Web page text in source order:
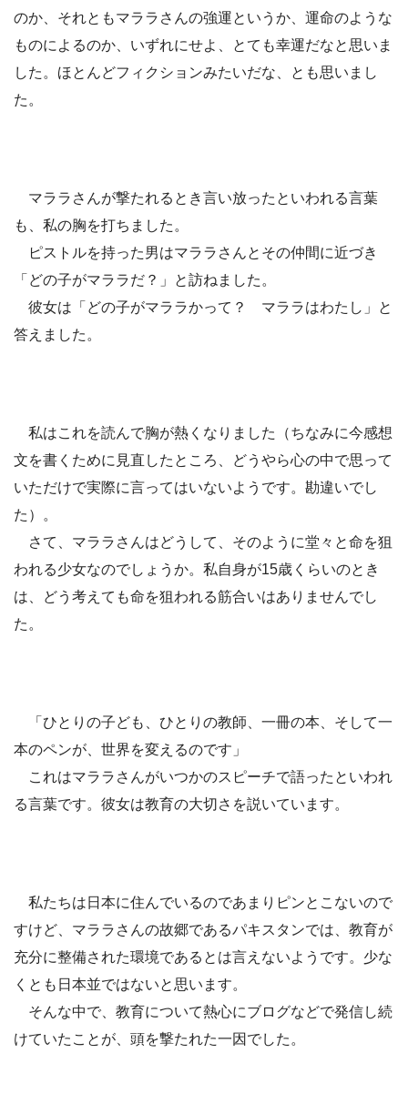
のか、それともマララさんの強運というか、運命のような
ものによるのか、いずれにせよ、とても幸運だなと思いま
した。ほとんどフィクションみたいだな、とも思いまし
た。
マララさんが撃たれるとき言い放ったといわれる言葉
も、私の胸を打ちました。
ピストルを持った男はマララさんとその仲間に近づき
「どの子がマララだ？」と訪ねました。
彼女は「どの子がマララかって？ マララはわたし」と
答えました。
私はこれを読んで胸が熱くなりました（ちなみに今感想
文を書くために見直したところ、どうやら心の中で思って
いただけで実際に言ってはいないようです。勘違いでし
た）。
さて、マララさんはどうして、そのように堂々と命を狙
われる少女なのでしょうか。私自身が15歳くらいのとき
は、どう考えても命を狙われる筋合いはありませんでし
た。
「ひとりの子ども、ひとりの教師、一冊の本、そして一
本のペンが、世界を変えるのです」
これはマララさんがいつかのスピーチで語ったといわれ
る言葉です。彼女は教育の大切さを説いています。
私たちは日本に住んでいるのであまりピンとこないので
すけど、マララさんの故郷であるパキスタンでは、教育が
充分に整備された環境であるとは言えないようです。少な
くとも日本並ではないと思います。
そんな中で、教育について熱心にブログなどで発信し続
けていたことが、頭を撃たれた一因でした。